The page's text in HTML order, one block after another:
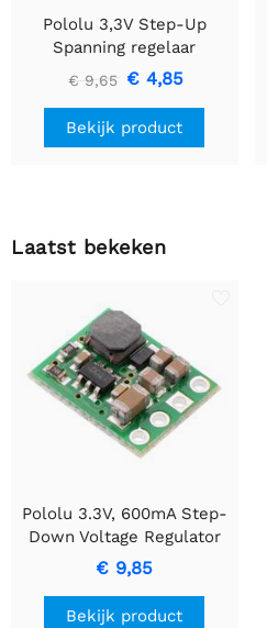
Pololu 3,3V Step-Up
Spanning regelaar
U1V10F3
€ 9,65 € 4,85
Bekijk product
Laatst bekeken
Pololu 3.3V, 600mA Step-
Down Voltage Regulator
D36V6F3
€ 9,85
Bekijk product